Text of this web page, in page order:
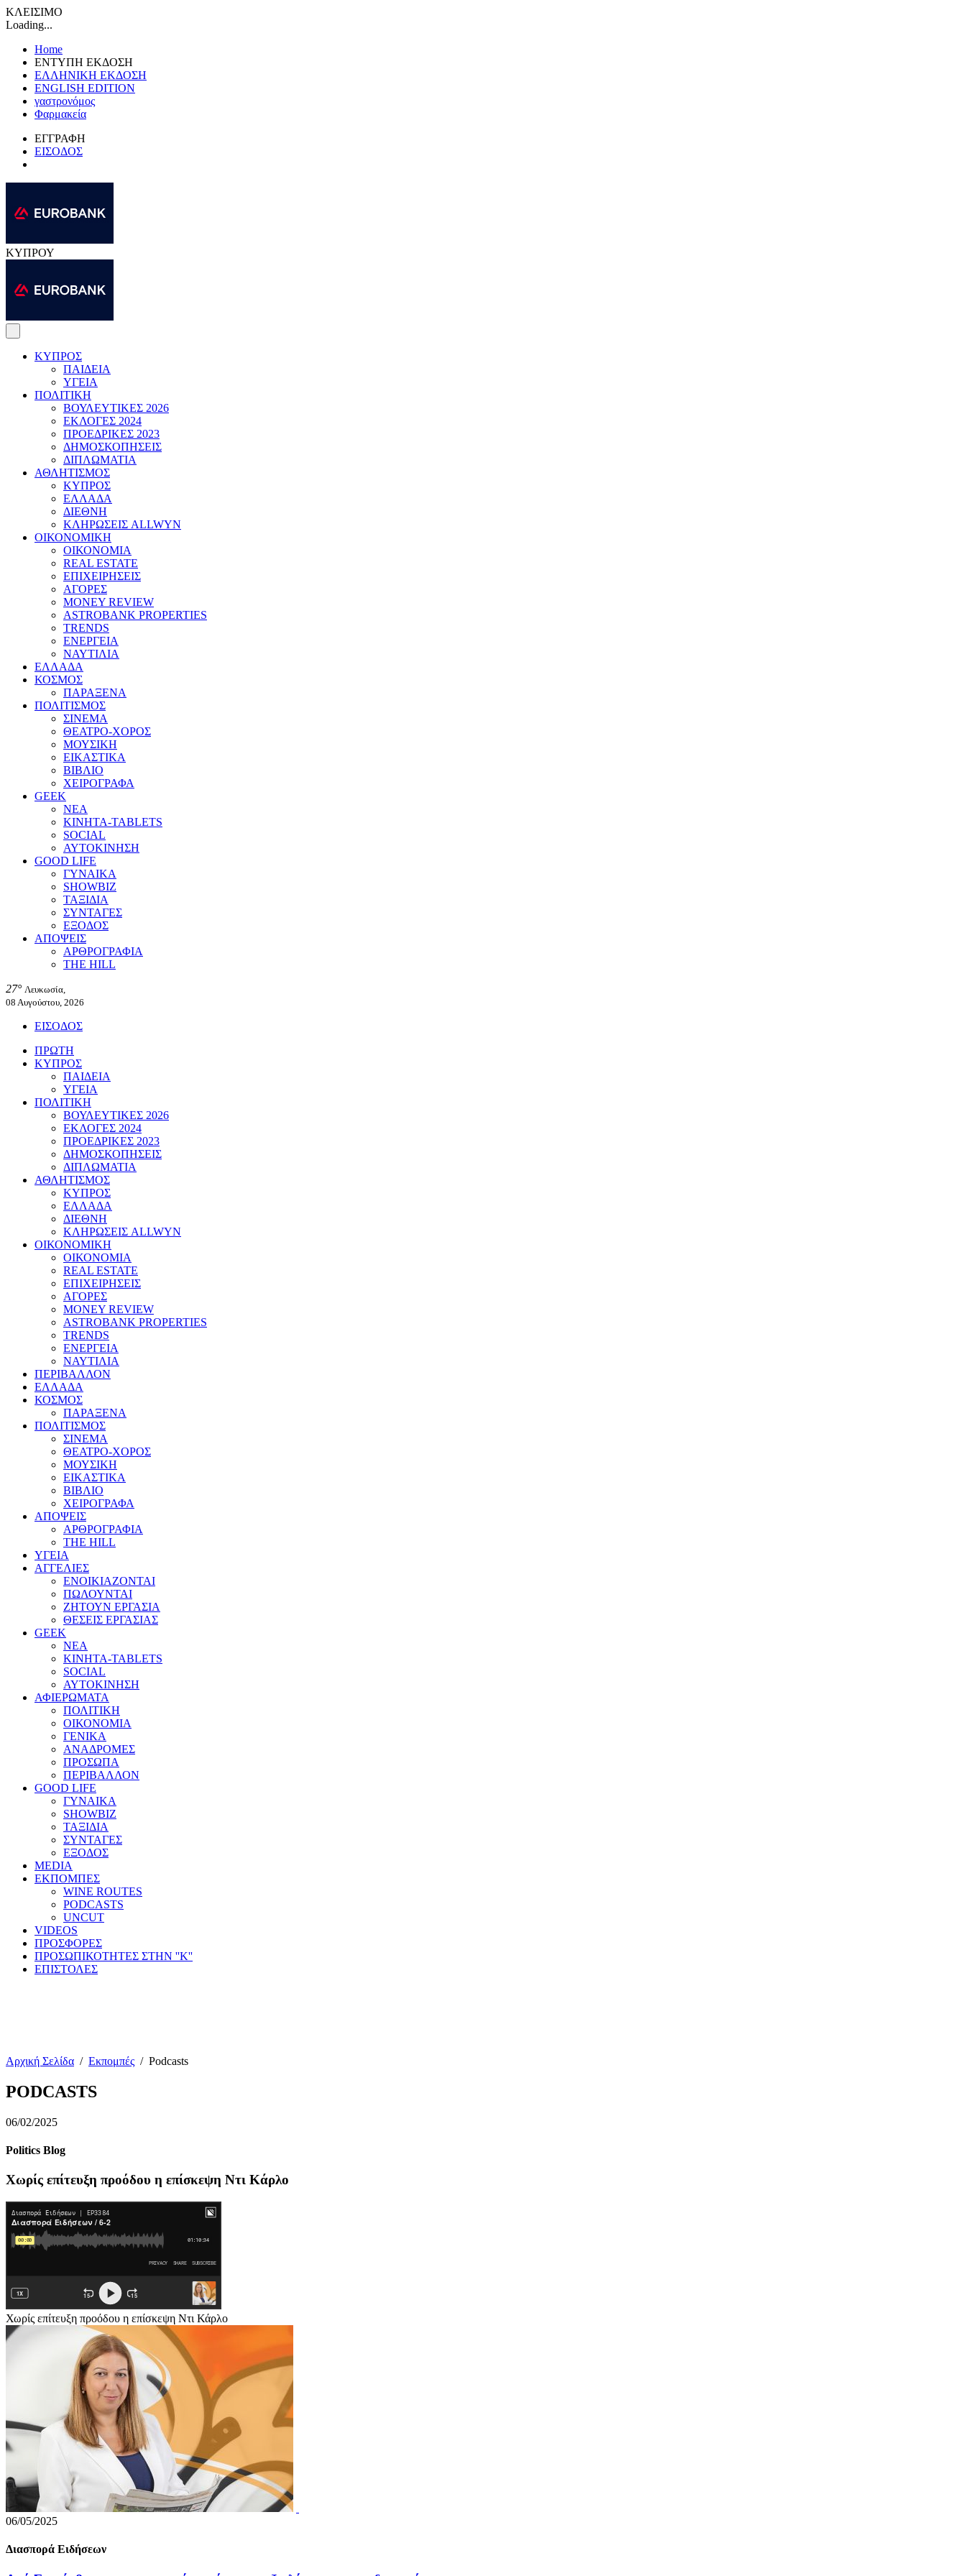
ΚΛΕΙΣΙΜΟ
Loading...
Home
ΕΝΤΥΠΗ ΕΚΔΟΣΗ
ΕΛΛΗΝΙΚΗ ΕΚΔΟΣΗ
ENGLISH EDITION
γαστρονόμος
Φαρμακεία
ΕΓΓΡΑΦΗ
ΕΙΣΟΔΟΣ
ΚΥΠΡΟΥ
ΚΥΠΡΟΣ
ΠΑΙΔΕΙΑ
ΥΓΕΙΑ
ΠΟΛΙΤΙΚΗ
ΒΟΥΛΕΥΤΙΚΕΣ 2026
ΕΚΛΟΓΕΣ 2024
ΠΡΟΕΔΡΙΚΕΣ 2023
ΔΗΜΟΣΚΟΠΗΣΕΙΣ
ΔΙΠΛΩΜΑΤΙΑ
ΑΘΛΗΤΙΣΜΟΣ
ΚΥΠΡΟΣ
ΕΛΛΑΔΑ
ΔΙΕΘΝΗ
ΚΛΗΡΩΣΕΙΣ ALLWYN
ΟΙΚΟΝΟΜΙΚΗ
ΟΙΚΟΝΟΜΙΑ
REAL ESTATE
ΕΠΙΧΕΙΡΗΣΕΙΣ
ΑΓΟΡΕΣ
MONEY REVIEW
ASTROBANK PROPERTIES
TRENDS
ΕΝΕΡΓΕΙΑ
ΝΑΥΤΙΛΙΑ
ΕΛΛΑΔΑ
ΚΟΣΜΟΣ
ΠΑΡΑΞΕΝΑ
ΠΟΛΙΤΙΣΜΟΣ
ΣΙΝΕΜΑ
ΘΕΑΤΡΟ-ΧΟΡΟΣ
ΜΟΥΣΙΚΗ
ΕΙΚΑΣΤΙΚΑ
ΒΙΒΛΙΟ
ΧΕΙΡΟΓΡΑΦΑ
GEEK
ΝΕΑ
ΚΙΝΗΤΑ-TABLETS
SOCIAL
ΑΥΤΟΚΙΝΗΣΗ
GOOD LIFE
ΓΥΝΑΙΚΑ
SHOWBIZ
ΤΑΞΙΔΙΑ
ΣΥΝΤΑΓΕΣ
ΕΞΟΔΟΣ
ΑΠΟΨΕΙΣ
ΑΡΘΡΟΓΡΑΦΙΑ
THE HILL
27° Λευκωσία,
08 Αυγούστου, 2026
ΕΙΣΟΔΟΣ
ΠΡΩΤΗ
ΚΥΠΡΟΣ
ΠΑΙΔΕΙΑ
ΥΓΕΙΑ
ΠΟΛΙΤΙΚΗ
ΒΟΥΛΕΥΤΙΚΕΣ 2026
ΕΚΛΟΓΕΣ 2024
ΠΡΟΕΔΡΙΚΕΣ 2023
ΔΗΜΟΣΚΟΠΗΣΕΙΣ
ΔΙΠΛΩΜΑΤΙΑ
ΑΘΛΗΤΙΣΜΟΣ
ΚΥΠΡΟΣ
ΕΛΛΑΔΑ
ΔΙΕΘΝΗ
ΚΛΗΡΩΣΕΙΣ ALLWYN
ΟΙΚΟΝΟΜΙΚΗ
ΟΙΚΟΝΟΜΙΑ
REAL ESTATE
ΕΠΙΧΕΙΡΗΣΕΙΣ
ΑΓΟΡΕΣ
MONEY REVIEW
ASTROBANK PROPERTIES
TRENDS
ΕΝΕΡΓΕΙΑ
ΝΑΥΤΙΛΙΑ
ΠΕΡΙΒΑΛΛΟΝ
ΕΛΛΑΔΑ
ΚΟΣΜΟΣ
ΠΑΡΑΞΕΝΑ
ΠΟΛΙΤΙΣΜΟΣ
ΣΙΝΕΜΑ
ΘΕΑΤΡΟ-ΧΟΡΟΣ
ΜΟΥΣΙΚΗ
ΕΙΚΑΣΤΙΚΑ
ΒΙΒΛΙΟ
ΧΕΙΡΟΓΡΑΦΑ
ΑΠΟΨΕΙΣ
ΑΡΘΡΟΓΡΑΦΙΑ
THE HILL
ΥΓΕΙΑ
ΑΓΓΕΛΙΕΣ
ΕΝΟΙΚΙΑΖΟΝΤΑΙ
ΠΩΛΟΥΝΤΑΙ
ΖΗΤΟΥΝ ΕΡΓΑΣΙΑ
ΘΕΣΕΙΣ ΕΡΓΑΣΙΑΣ
GEEK
ΝΕΑ
ΚΙΝΗΤΑ-TABLETS
SOCIAL
ΑΥΤΟΚΙΝΗΣΗ
ΑΦΙΕΡΩΜΑΤΑ
ΠΟΛΙΤΙΚΗ
ΟΙΚΟΝΟΜΙΑ
ΓΕΝΙΚΑ
ΑΝΑΔΡΟΜΕΣ
ΠΡΟΣΩΠΑ
ΠΕΡΙΒΑΛΛΟΝ
GOOD LIFE
ΓΥΝΑΙΚΑ
SHOWBIZ
ΤΑΞΙΔΙΑ
ΣΥΝΤΑΓΕΣ
ΕΞΟΔΟΣ
MEDIA
ΕΚΠΟΜΠΕΣ
WINE ROUTES
PODCASTS
UNCUT
VIDEOS
ΠΡΟΣΦΟΡΕΣ
ΠΡΟΣΩΠΙΚΟΤΗΤΕΣ ΣΤΗΝ ''Κ''
ΕΠΙΣΤΟΛΕΣ
Αρχική Σελίδα / Εκπομπές / Podcasts
PODCASTS
06/02/2025
Politics Blog
Χωρίς επίτευξη προόδου η επίσκεψη Ντι Κάρλο
Χωρίς επίτευξη προόδου η επίσκεψη Ντι Κάρλο
06/05/2025
Διασπορά Ειδήσεων